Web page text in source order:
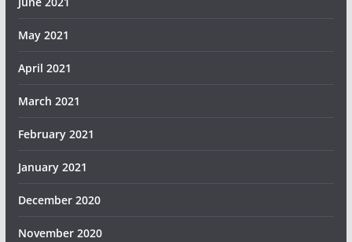
May 2021
April 2021
March 2021
February 2021
January 2021
December 2020
November 2020